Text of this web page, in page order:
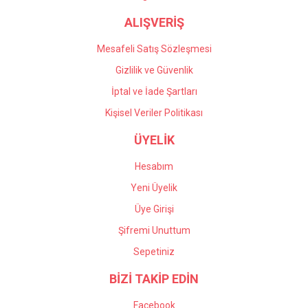
ALIŞVERİŞ
Mesafeli Satış Sözleşmesi
Gizlilik ve Güvenlik
İptal ve İade Şartları
Kişisel Veriler Politikası
ÜYELİK
Hesabım
Yeni Üyelik
Üye Girişi
Şifremi Unuttum
Sepetiniz
BİZİ TAKİP EDİN
Facebook